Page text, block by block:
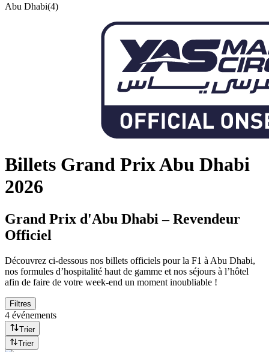
Abu Dhabi(4)
Billets Grand Prix Abu Dhabi
2026
Grand Prix d'Abu Dhabi – Revendeur
Officiel
Découvrez ci-dessous nos billets officiels pour la F1 à Abu Dhabi,
nos formules d’hospitalité haut de gamme et nos séjours à l’hôtel
afin de faire de votre week-end un moment inoubliable !
Filtres
4 événements
Trier
Trier